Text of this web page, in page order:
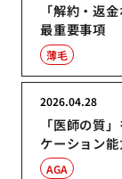
「解約・返
最重要事項
薄毛
「医師の質
ケーション能
2026.04.28
AGA